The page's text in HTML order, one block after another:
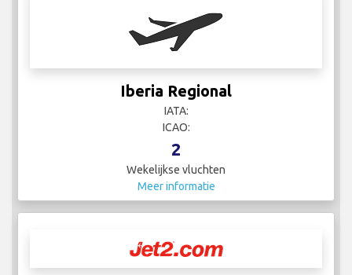
Iberia Regional
IATA:
ICAO:
2
Wekelijkse vluchten
Meer informatie